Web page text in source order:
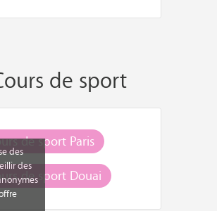
de sport
de sport Paris
de sport Douai
des
des